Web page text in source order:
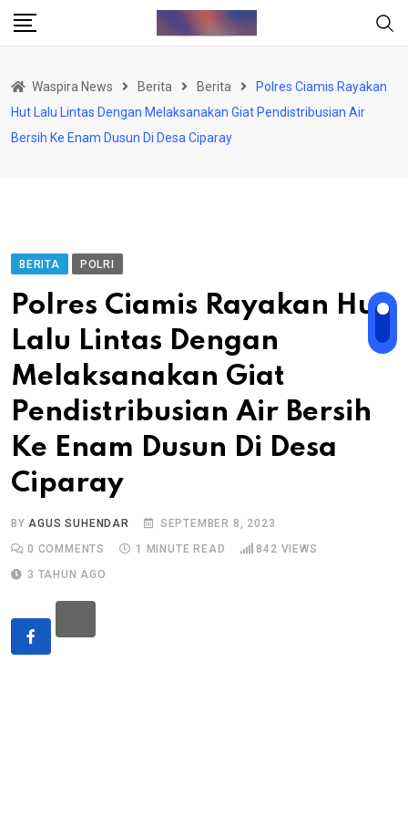
Skip
Waspira News Berita Berita
Polres Ciamis Rayakan
Hut Lalu Lintas Dengan Melaksanakan Giat Pendistribusian Air
Bersih Ke Enam Dusun Di Desa Ciparay
BERITA POLRI
Polres Ciamis Rayakan Hut
Lalu Lintas Dengan
Melaksanakan Giat
Pendistribusian Air Bersih
Ke Enam Dusun Di Desa
Ciparay
BYAGUS SUHENDAR
SEPTEMBER 8, 2023
0 COMMENTS 1 MINUTE READ 842 VIEWS
3 TAHUN AGO